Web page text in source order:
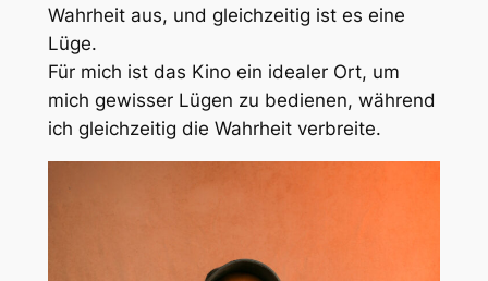
Wahrheit aus, und gleichzeitig ist es eine
Lüge.
Für mich ist das Kino ein idealer Ort, um
mich gewisser Lügen zu bedienen, während
ich gleichzeitig die Wahrheit verbreite.